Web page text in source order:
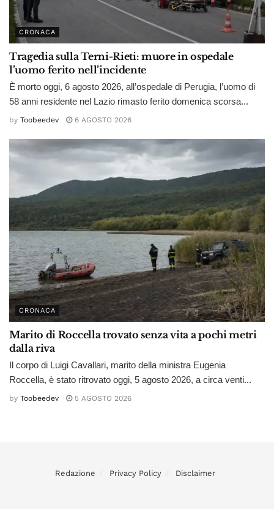
CRONACA
Tragedia sulla Terni-Rieti: muore in ospedale
l’uomo ferito nell’incidente
È morto oggi, 6 agosto 2026, all’ospedale di Perugia, l’uomo di
58 anni residente nel Lazio rimasto ferito domenica scorsa...
by Toobeedev 6 AGOSTO 2026
CRONACA
Marito di Roccella trovato senza vita a pochi metri
dalla riva
Il corpo di Luigi Cavallari, marito della ministra Eugenia
Roccella, è stato ritrovato oggi, 5 agosto 2026, a circa venti...
by Toobeedev 5 AGOSTO 2026
Redazione Privacy Policy Disclaimer